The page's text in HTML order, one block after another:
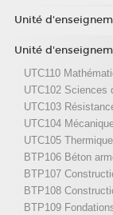
Unité
Unité
UTC110
UTC102 Sciences
UTC103
UTC104
UTC105
BTP106 Béton
BTP107
BTP108
BTP109